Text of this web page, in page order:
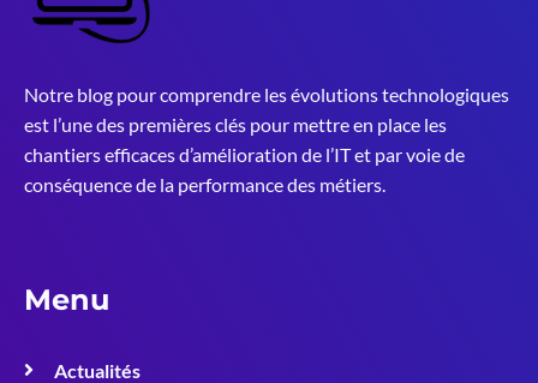
Notre blog pour comprendre les évolutions technologiques
est l’une des premières clés pour mettre en place les
chantiers efficaces d’amélioration de l’IT et par voie de
conséquence de la performance des métiers.
Menu
Actualités